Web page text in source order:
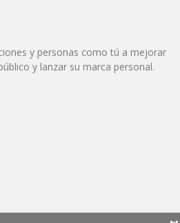
y personas como tú a mejorar
y lanzar su marca personal.